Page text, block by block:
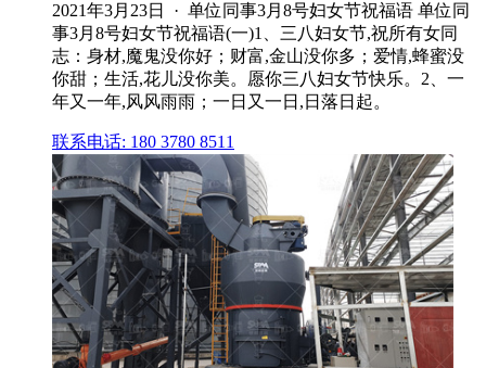
2021年3月23日 · 单位同事3月8号妇女节祝福语 单位同
事3月8号妇女节祝福语(一)1、三八妇女节,祝所有女同
志：身材,魔鬼没你好；财富,金山没你多；爱情,蜂蜜没
你甜；生活,花儿没你美。愿你三八妇女节快乐。2、一
年又一年,风风雨雨；一日又一日,日落日起。
联系电话: 180 3780 8511